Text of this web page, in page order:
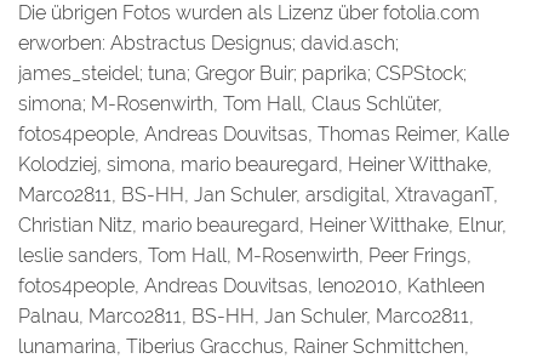
Die übrigen Fotos wurden als Lizenz über fotolia.com
erworben: Abstractus Designus; david.asch;
james_steidel; tuna; Gregor Buir; paprika; CSPStock;
simona; M-Rosenwirth, Tom Hall, Claus Schlüter,
fotos4people, Andreas Douvitsas, Thomas Reimer, Kalle
Kolodziej, simona, mario beauregard, Heiner Witthake,
Marco2811, BS-HH, Jan Schuler, arsdigital, XtravaganT,
Christian Nitz, mario beauregard, Heiner Witthake, Elnur,
leslie sanders, Tom Hall, M-Rosenwirth, Peer Frings,
fotos4people, Andreas Douvitsas, leno2010, Kathleen
Palnau, Marco2811, BS-HH, Jan Schuler, Marco2811,
lunamarina, Tiberius Gracchus, Rainer Schmittchen,